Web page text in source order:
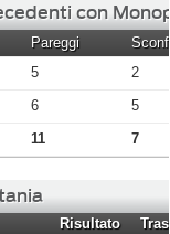
con
Pareggi
5
2
6
5
11 7
Risultato